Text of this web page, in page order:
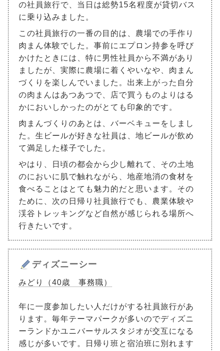
の社員旅行で、当日は総勢15名程度が貸切バス
に乗り込みました。
この社員旅行の一番の目的は、農場での手作り
肉まん体験でした。事前にエプロン持参を呼び
かけたときには、特に男性社員から不満があり
ましたが、実際に農場に着くやいなや、肉まん
づくりを楽しんでいました。出来上がった自分
の肉まんはあつあつで、店で買うものよりはる
かにおいしかったのがとても印象的です。
肉まんづくりのあとは、バーベキューをしまし
た。生ビールが好きな社員は、地ビールが飲め
て満足した様子でした。
やはり、日頃の都会から少し離れて、その土地
のにおいに肌で触れながら、地産地消の食材を
食べることはとても魅力的だと思います。その
ために、次の日帰り社員旅行でも、農業体験や
渓谷トレッキングなど自然が感じられる場所へ
行きたいです。
ディズニーシー
みどり（40歳 事務職）
年に一度参加したい人だけがする社員旅行があ
ります。毎年テーマパークが多いのでディズニ
ーランドかユニバーサルスタジオが交互になる
感じが多いです。日帰り班と宿泊班に別れます